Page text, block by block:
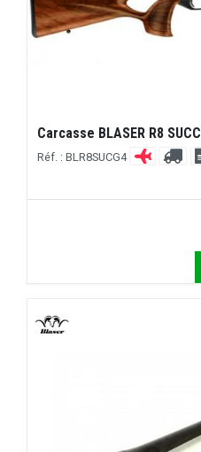
Carcasse BLASER R8
Réf. : BLR8SUCG4